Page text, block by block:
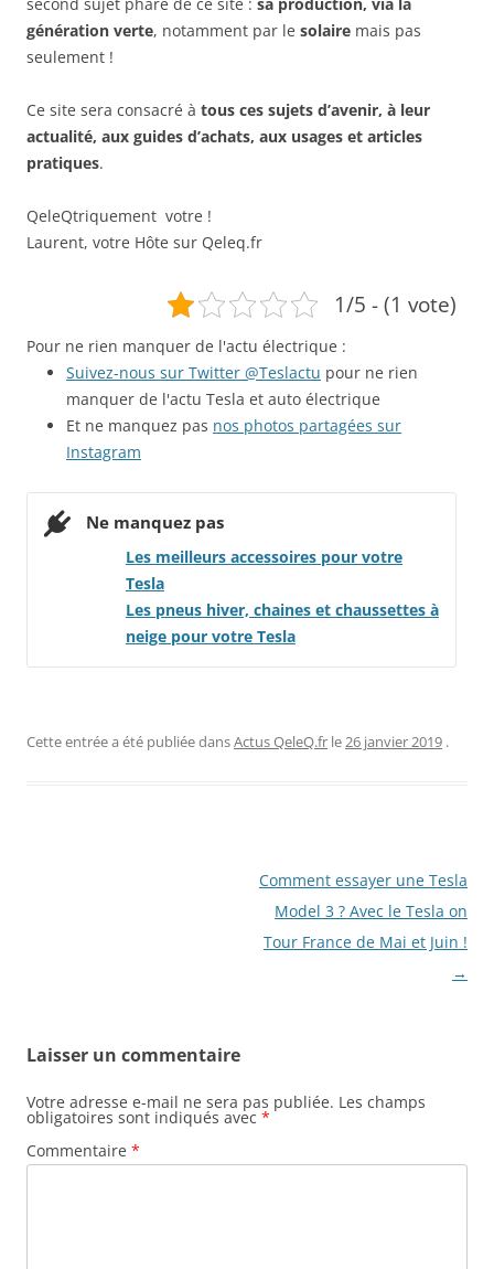
génération verte, notamment par le solaire mais pas
seulement !
Ce site sera consacré à tous ces sujets d’avenir, à leur
actualité, aux guides d’achats, aux usages et articles
pratiques.
QeleQtriquement votre !
Laurent, votre Hôte sur Qeleq.fr
1/5 - (1 vote)
Pour ne rien manquer de l'actu électrique :
Suivez-nous sur Twitter @Teslactu pour ne rien
manquer de l'actu Tesla et auto électrique
Et ne manquez pas nos photos partagées sur
Instagram
Ne manquez pas
Les meilleurs accessoires pour votre
Tesla
Les pneus hiver, chaines et chaussettes à
neige pour votre Tesla
Cette entrée a été publiée dansActus QeleQ.fr le26 janvier 2019 .
Comment essayer une Tesla
Model 3 ? Avec le Tesla on
Tour France de Mai et Juin !
→
Laisser un commentaire
Votre adresse e-mail ne sera pas publiée. Les champs
obligatoires sont indiqués avec *
Commentaire *